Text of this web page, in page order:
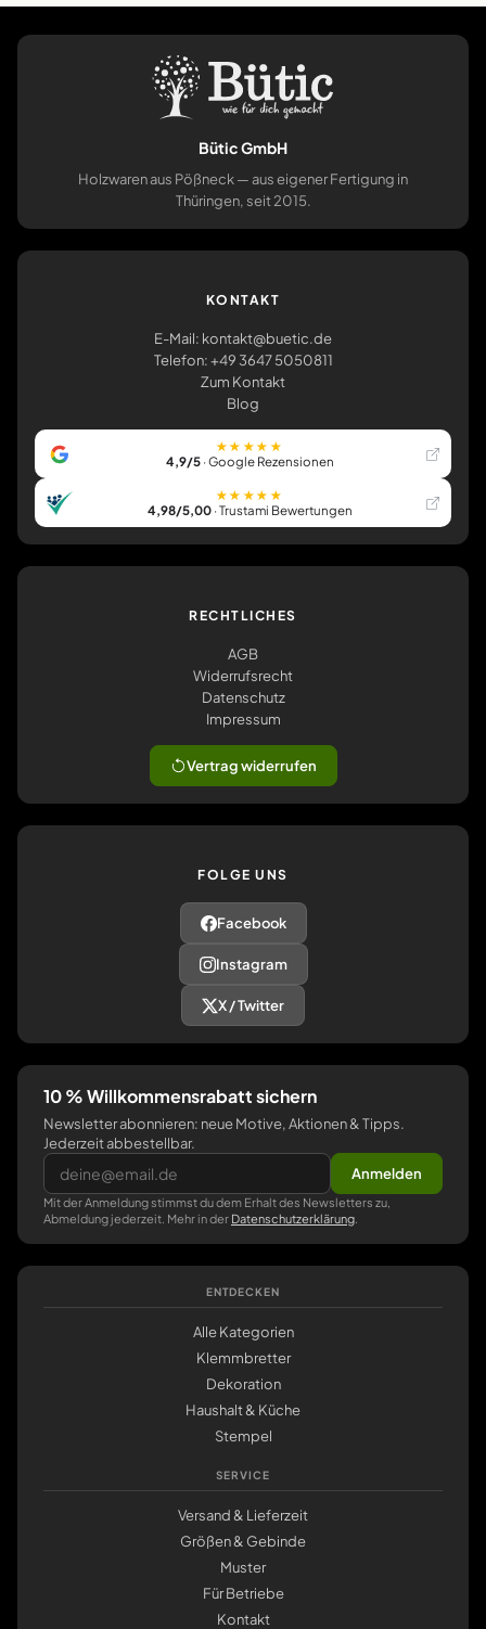
Bütic GmbH
Holzwaren aus Pößneck — aus eigener Fertigung in
Thüringen, seit 2015.
KONTAKT
E-Mail: kontakt@buetic.de
Telefon: +49 3647 5050811
Zum Kontakt
Blog
★★★★★
4,9/5· Google Rezensionen
★★★★★
4,98/5,00· Trustami Bewertungen
RECHTLICHES
AGB
Widerrufsrecht
Datenschutz
Impressum
Vertrag widerrufen
FOLGE UNS
Facebook
Instagram
X / Twitter
10 % Willkommensrabatt sichern
Newsletter abonnieren: neue Motive, Aktionen & Tipps.
Jederzeit abbestellbar.
Anmelden
Mit der Anmeldung stimmst du dem Erhalt des Newsletters zu,
Abmeldung jederzeit. Mehr in der Datenschutzerklärung
ENTDECKEN
Alle Kategorien
Klemmbretter
Dekoration
Haushalt & Küche
Stempel
SERVICE
Versand & Lieferzeit
Größen & Gebinde
Muster
Für Betriebe
Kontakt